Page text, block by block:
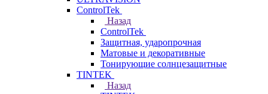
ControlTek
Назад
ControlTek
Защитная, ударопрочная
Матовые и декоративные
Тонирующие солнцезащитные
TINTEK
Назад